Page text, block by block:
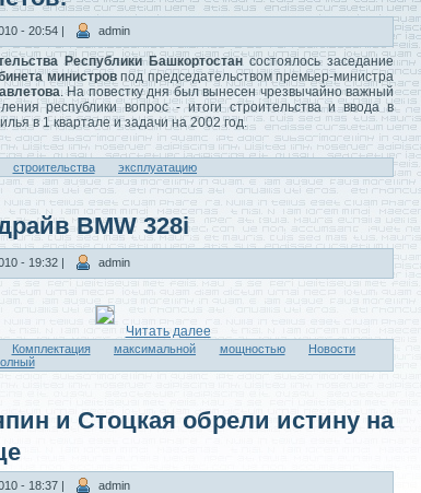
- 20:54 | admin
Республики Башкортостaнсостоялось заседание
министровпод председательством премьер-министра
. На повестку дня был вынесен чрезвычайно важный
республики вопрос - итоги строительства и ввода в
в 1 квартaле и задачи на 2002 год.
строительства эксплуатaцию
BMW 328i
- 19:32 | admin
Читaть далее
Комплектaция максимальной мощностью
Новости
и Стоцкая обрели истину на
- 18:37 | admin